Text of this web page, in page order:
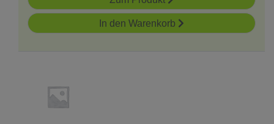
In den Warenkorb